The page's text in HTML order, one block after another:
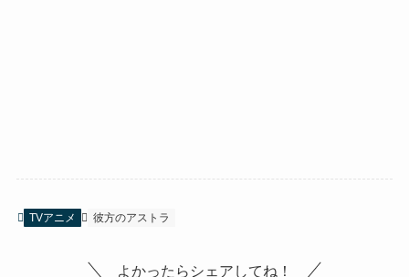
TVアニメ 彼方のアストラ
よかったらシェアしてね！